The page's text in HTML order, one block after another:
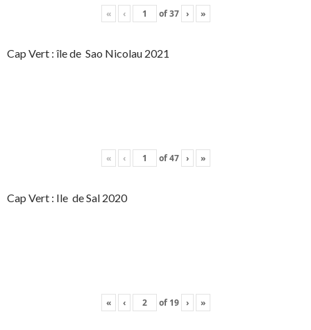
« ‹ of37 › »
Cap Vert : île de Sao Nicolau 2021
« ‹ of47 › »
Cap Vert : Ile de Sal 2020
« ‹ of 19 › »